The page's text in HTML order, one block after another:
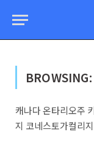
BROWSING:
캐나다 온타리오주
지 코네스토가컬리